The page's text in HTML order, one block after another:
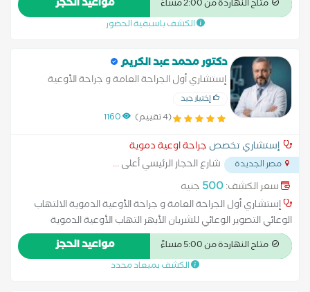
جلطات الاوردة السطجيه والعميقه جميع انواع الوصلات الشريانيه
والوريديه للغسيل دوالي في الوريد
متاح النهاردة من 2:00 مساءً مواعيد الحجز
الكشف باسبقية الحضور
دكتور محمد عبد الكريم
إستشاري أول الجراحة العامة و جراحة الأوعية
الدموية
إختيار جيد
(4 تقييم) 1160
إستشاري تخصص جراحة اوعية دموية
مصر الجديدة شارع الحجاز الرئيسي أعلى...
سعر الكشف:500 جنيه
إستشاري أول الجراحة العامة و جراحة الأوعية الدموية الالتهاب
الوعائي التصوير الوعائي للشريان الأبهر التهاب الأوعية الدموية
القسطرة تخثر الأوردة العميقة تصلب الشرايين جلطات الأوردة
السطحية و العميقة جميع انواع الوصلات الشريانية و الوريدية
للغسيل الكلوى دوالي في الوريد علاج اثار ما بعد الجلطات الوريدية
متاح النهاردة من 5:00 مساءً مواعيد الحجز
الكشف بميعاد محدد